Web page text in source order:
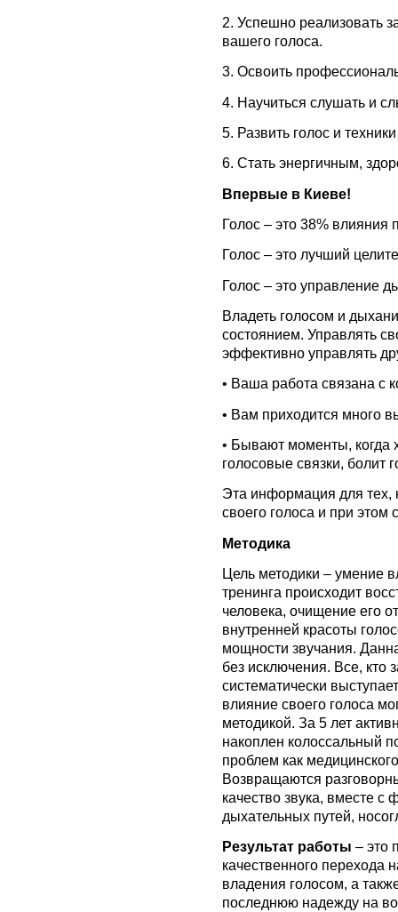
2. Успешно реализовать
вашего голоса.
3. Освоить
4. Научиться слушать и
5. Развить голос и
6. Стать энергичным,
Впервые в Киеве!
Голос – это 38%
Голос – это лучший
Голос – это управление
Владеть голосом и
состоянием. Управлять
эффективно управлять
• Ваша работа связана с
• Вам приходится много
• Бывают моменты, когда
голосовые связки, болит
Эта информация для тех,
своего голоса и при этом
Методика
Цель методики – умение
тренинга происходит
человека, очищение его
внутренней красоты
мощности звучания.
без исключения. Все, кто
систематически
влияние своего голоса
методикой. За 5 лет
накоплен колоссальный
проблем как
Возвращаются
качество звука, вместе с
дыхательных путей,
Результат работы – это
качественного перехода
владения голосом, а
последнюю надежду на